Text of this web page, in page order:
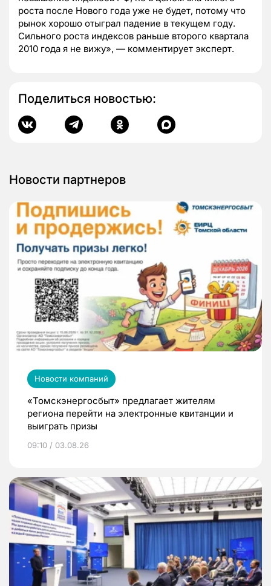
роста после Нового года уже не будет, потому что
рынок хорошо отыграл падение в текущем году.
Сильного роста индексов раньше второго квартала
2010 года я не вижу», — комментирует эксперт.
Поделиться новостью:
Новости партнеров
Новости компаний
«Томскэнергосбыт» предлагает жителям
региона перейти на электронные квитанции и
выиграть призы
09:10 / 03.08.26